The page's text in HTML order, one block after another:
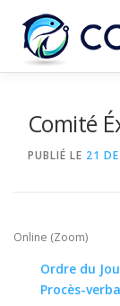
Comité
PUBLIÉ LE 21
Online (Zoom)
Ordre du
Procès-